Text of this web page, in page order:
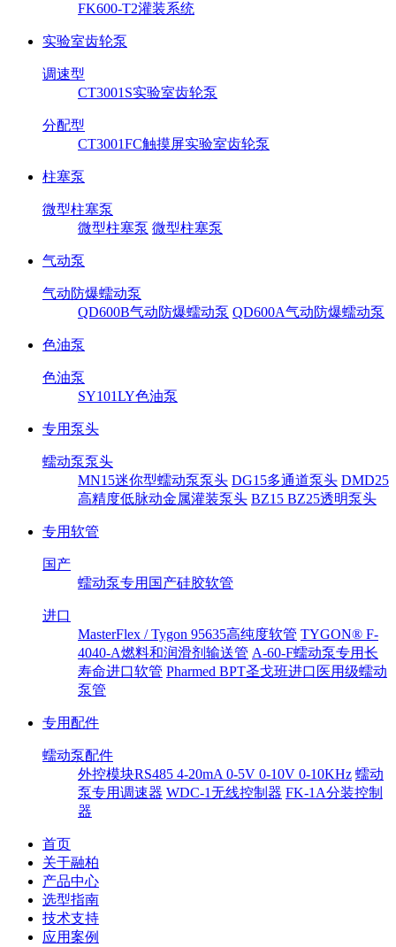
FK600-T2灌装系统
实验室齿轮泵
调速型
CT3001S实验室齿轮泵
分配型
CT3001FC触摸屏实验室齿轮泵
柱塞泵
微型柱塞泵
微型柱塞泵 微型柱塞泵
气动泵
气动防爆蠕动泵
QD600B气动防爆蠕动泵 QD600A气动防爆蠕动泵
色油泵
色油泵
SY101LY色油泵
专用泵头
蠕动泵泵头
MN15迷你型蠕动泵泵头 DG15多通道泵头 DMD25
高精度低脉动金属灌装泵头 BZ15 BZ25透明泵头
专用软管
国产
蠕动泵专用国产硅胶软管
进口
MasterFlex / Tygon 95635高纯度软管 TYGON® F-
4040-A燃料和润滑剂输送管 A-60-F蠕动泵专用长
寿命进口软管 Pharmed BPT圣戈班进口医用级蠕动
泵管
专用配件
蠕动泵配件
外控模块RS485 4-20mA 0-5V 0-10V 0-10KHz 蠕动
泵专用调速器 WDC-1无线控制器 FK-1A分装控制
器
首页
关于融柏
产品中心
选型指南
技术支持
应用案例